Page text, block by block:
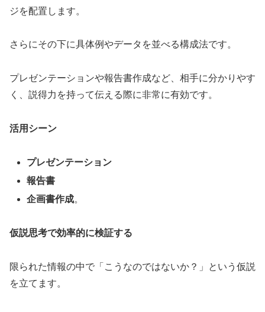
ジを配置します。
さらにその下に具体例やデータを並べる構成法です。
プレゼンテーションや報告書作成など、相手に分かりやす
く、説得力を持って伝える際に非常に有効です。
活用シーン
プレゼンテーション
報告書
企画書作成。
仮説思考で効率的に検証する
限られた情報の中で「こうなのではないか？」という仮説
を立てます。